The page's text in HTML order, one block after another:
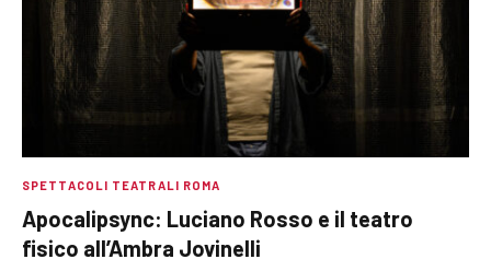
SPETTACOLI TEATRALI ROMA
Apocalipsync: Luciano Rosso e il teatro
fisico all’Ambra Jovinelli